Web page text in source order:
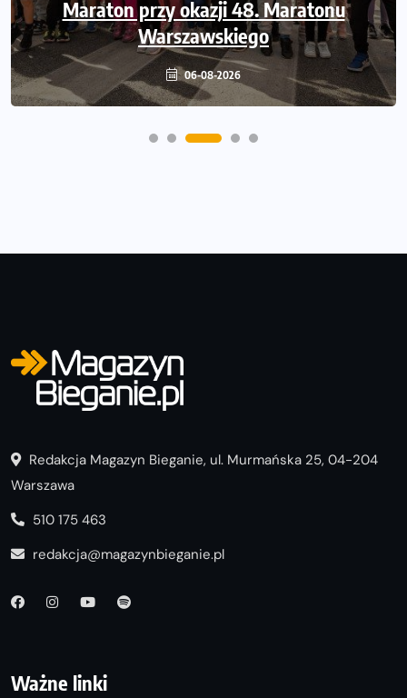
Maraton przy okazji 48. Maratonu
Warszawskiego
06-08-2026
przebieg 43. Toruń Maratonu, 17. Toruń
Półmaratonu i biegu na 5 km
06-08-2026
Redakcja Magazyn Bieganie, ul. Murmańska 25, 04-204
Warszawa
510 175 463
redakcja@magazynbieganie.pl
Ważne linki